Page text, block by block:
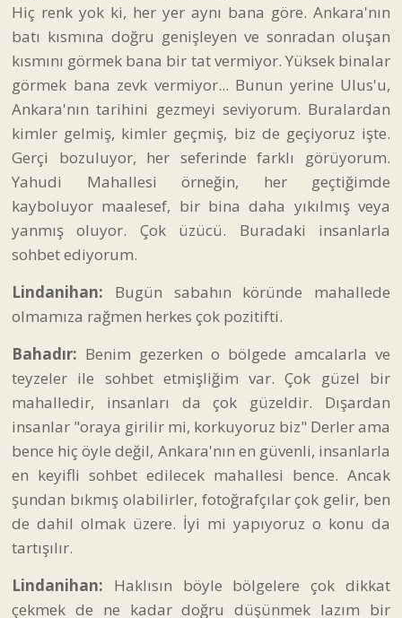
Hiç renk yok ki, her yer aynı bana göre. Ankara'nın
batı kısmına doğru genişleyen ve sonradan oluşan
kısmını görmek bana bir tat vermiyor. Yüksek binalar
görmek bana zevk vermiyor... Bunun yerine Ulus'u,
Ankara'nın tarihini gezmeyi seviyorum. Buralardan
kimler gelmiş, kimler geçmiş, biz de geçiyoruz işte.
Gerçi bozuluyor, her seferinde farklı görüyorum.
Yahudi Mahallesi örneğin, her geçtiğimde
kayboluyor maalesef, bir bina daha yıkılmış veya
yanmış oluyor. Çok üzücü. Buradaki insanlarla
sohbet ediyorum.
Lindanihan: Bugün sabahın köründe mahallede
olmamıza rağmen herkes çok pozitifti.
Bahadır: Benim gezerken o bölgede amcalarla ve
teyzeler ile sohbet etmişliğim var. Çok güzel bir
mahalledir, insanları da çok güzeldir. Dışardan
insanlar "oraya girilir mi, korkuyoruz biz" Derler ama
bence hiç öyle değil, Ankara'nın en güvenli, insanlarla
en keyifli sohbet edilecek mahallesi bence. Ancak
şundan bıkmış olabilirler, fotoğrafçılar çok gelir, ben
de dahil olmak üzere. İyi mi yapıyoruz o konu da
tartışılır.
Lindanihan: Haklısın böyle bölgelere çok dikkat
çekmek de ne kadar doğru düşünmek lazım bir